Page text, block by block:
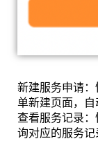
新建服务申请
单新建页面，
查看服务记录
询对应的服务记